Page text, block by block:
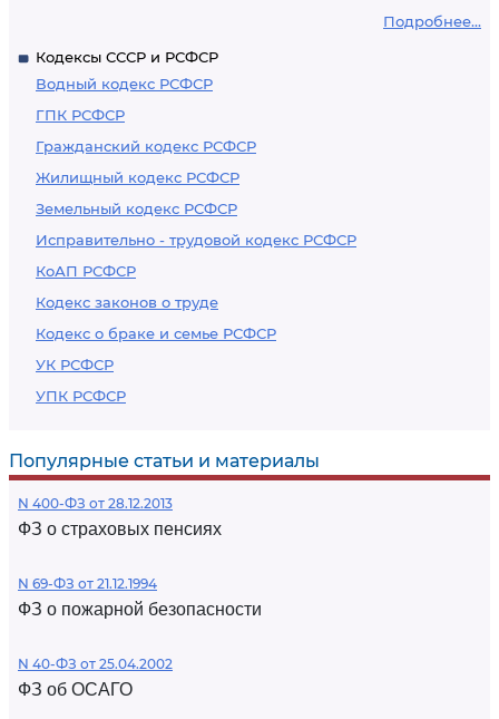
Подробнее...
Кодексы СССР и РСФСР
Водный кодекс РСФСР
ГПК РСФСР
Гражданский кодекс РСФСР
Жилищный кодекс РСФСР
Земельный кодекс РСФСР
Исправительно - трудовой кодекс РСФСР
КоАП РСФСР
Кодекс законов о труде
Кодекс о браке и семье РСФСР
УК РСФСР
УПК РСФСР
Популярные статьи и материалы
N 400-ФЗ от 28.12.2013
ФЗ о страховых пенсиях
N 69-ФЗ от 21.12.1994
ФЗ о пожарной безопасности
N 40-ФЗ от 25.04.2002
ФЗ об ОСАГО